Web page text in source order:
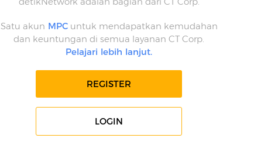
Satu akun MPCuntuk mendapatkan kemudahan
dan keuntungan di semua layanan CT Corp.
Pelajari lebih lanjut.
REGISTER
LOGIN